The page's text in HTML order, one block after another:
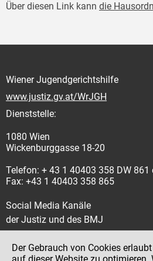
Über diesen Link kann die
Wiener Jugendgerichtshilfe
www.justiz.gv.at/WrJGH
Dienststelle:
1080 Wien
Wickenburggasse 18-20
Telefon: + 43 1 40403 358 DW 861
Fax: +43 1 40403 358 865
Social Media Kanäle
der Justiz und des BMJ
Der Gebrauch von Cookies